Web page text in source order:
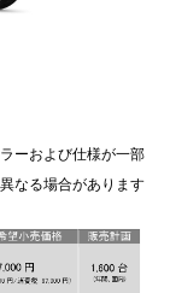
ーおよび仕様が一部
異なる場合があります